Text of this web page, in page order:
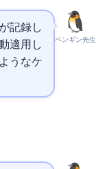
ペンギン先生
が記録し
適用し
うなケ